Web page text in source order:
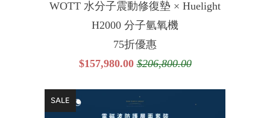
WOTT 水分子震動修復墊 × Huelight
H2000 分子氫氧機
75折優惠
$157,980.00 $206,800.00
SALE